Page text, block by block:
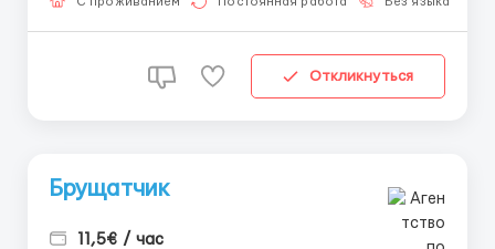
Откликнуться
Брущатчик
11,5€ / час